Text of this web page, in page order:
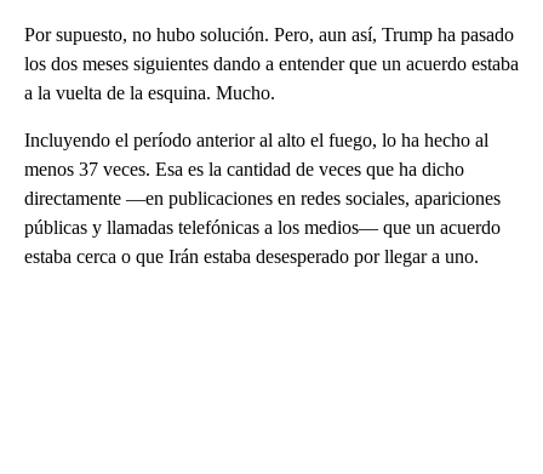
Por supuesto, no hubo solución. Pero, aun así, Trump ha pasado
los dos meses siguientes dando a entender que un acuerdo estaba
a la vuelta de la esquina. Mucho.
Incluyendo el período anterior al alto el fuego, lo ha hecho al
menos 37 veces. Esa es la cantidad de veces que ha dicho
directamente —en publicaciones en redes sociales, apariciones
públicas y llamadas telefónicas a los medios— que un acuerdo
estaba cerca o que Irán estaba desesperado por llegar a uno.